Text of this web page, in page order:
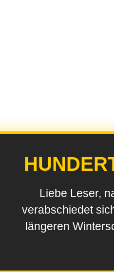
Liebe Leser,
verabschiedet
längeren